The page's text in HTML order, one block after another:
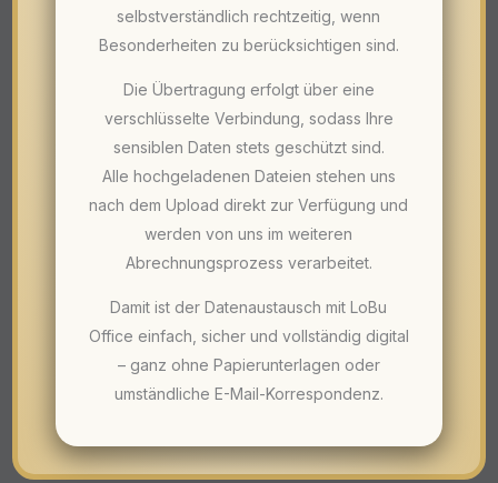
selbstverständlich rechtzeitig, wenn
Besonderheiten zu berücksichtigen sind.
Die Übertragung erfolgt über eine
verschlüsselte Verbindung, sodass Ihre
sensiblen Daten stets geschützt sind.
Alle hochgeladenen Dateien stehen uns
nach dem Upload direkt zur Verfügung und
werden von uns im weiteren
Abrechnungsprozess verarbeitet.
Damit ist der Datenaustausch mit LoBu
Office einfach, sicher und vollständig digital
– ganz ohne Papierunterlagen oder
umständliche E-Mail-Korrespondenz.